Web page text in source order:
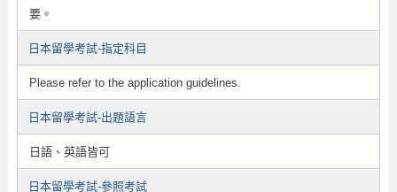
要。
日本留學考試-指定科目
Please refer to the application guidelines.
日本留學考試-出題語言
日語、英語皆可
日本留學考試-參照考試